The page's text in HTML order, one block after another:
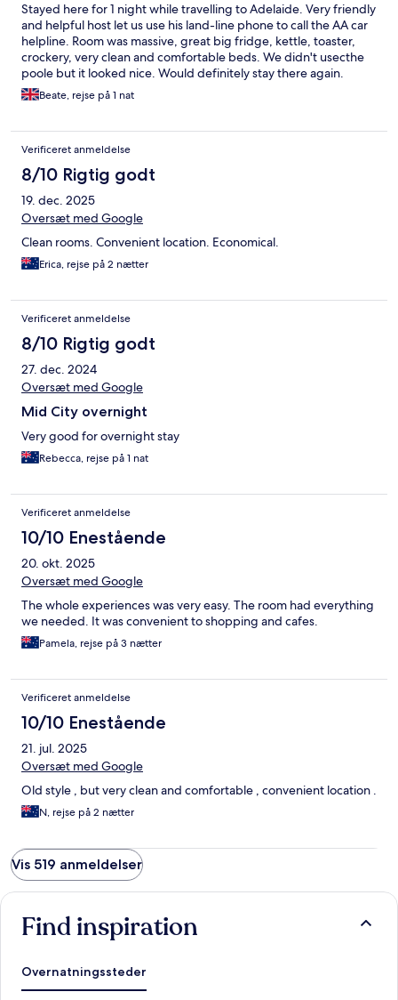
Stayed here for 1 night while travelling to Adelaide. Very friendly
and helpful host let us use his land-line phone to call the AA car
helpline. Room was massive, great big fridge, kettle, toaster,
crockery, very clean and comfortable beds. We didn't usecthe
poole but it looked nice. Would definitely stay there again.
Beate, rejse på 1 nat
Verificeret anmeldelse
8/10 Rigtig godt
19. dec. 2025
Oversæt med Google
Clean rooms. Convenient location. Economical.
Erica, rejse på 2 nætter
Verificeret anmeldelse
8/10 Rigtig godt
27. dec. 2024
Oversæt med Google
Mid City overnight
Very good for overnight stay
Rebecca, rejse på 1 nat
Verificeret anmeldelse
10/10 Enestående
20. okt. 2025
Oversæt med Google
The whole experiences was very easy. The room had everything
we needed. It was convenient to shopping and cafes.
Pamela, rejse på 3 nætter
Verificeret anmeldelse
10/10 Enestående
21. jul. 2025
Oversæt med Google
Old style , but very clean and comfortable , convenient location .
N, rejse på 2 nætter
Vis 519 anmeldelser
Find inspiration
Overnatningssteder